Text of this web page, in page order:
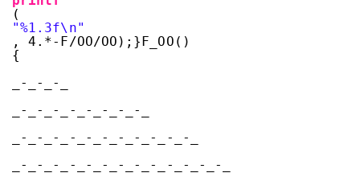
(
"%1.3f\n"
, 4.*-F/OO/OO);}F_OO()
{
_-_-_-_
_-_-_-_-_-_-_-_-_
_-_-_-_-_-_-_-_-_-_-_-_
_-_-_-_-_-_-_-_-_-_-_-_-_-_